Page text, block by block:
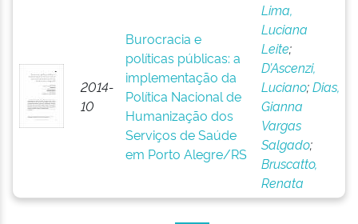
2014-
10
Burocracia e
políticas públicas: a
implementação da
Política Nacional de
Humanização dos
Serviços de Saúde
em Porto Alegre/RS
Lima,
Luciana
Leite;
D’Ascenzi,
Luciano;Dias,
Gianna
Vargas
Salgado;
Bruscatto,
Renata